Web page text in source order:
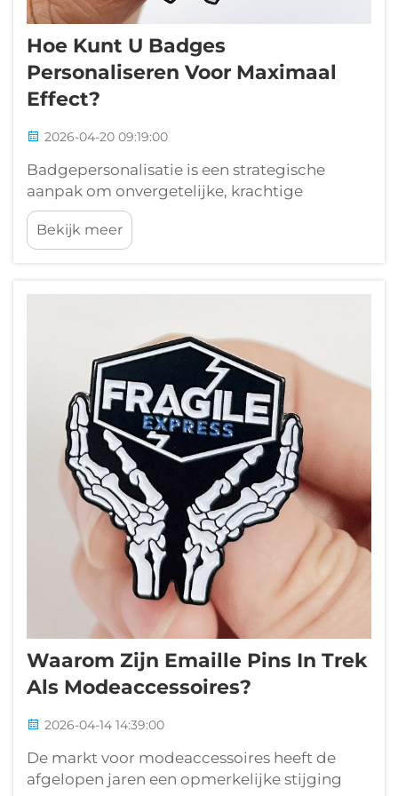
Hoe Kunt U Badges
Personaliseren Voor Maximaal
Effect?
2026-04-20 09:19:00
Badgepersonalisatie is een strategische
aanpak om onvergetelijke, krachtige
promotieartikelen te creëren die aansluiten
bij uw doelgroep. Wanneer u badges effectief
personaliseert, verandert u eenvoudige
Bekijk meer
Waarom Zijn Emaille Pins In Trek
Als Modeaccessoires?
2026-04-14 14:39:00
De markt voor modeaccessoires heeft de
afgelopen jaren een opmerkelijke stijging